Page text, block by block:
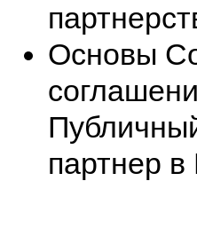
Основы
партнер